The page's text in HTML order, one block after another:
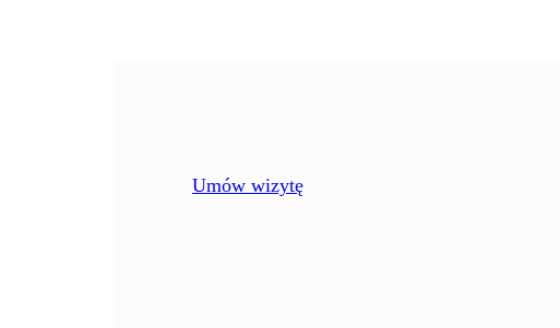
Umów wizytę